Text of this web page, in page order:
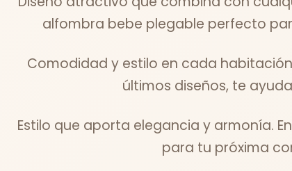
alfombra bebe plegable perfecto
Comodidad y estilo en cada
últimos diseños, te
Estilo que aporta elegancia y armonía.
para tu próxima